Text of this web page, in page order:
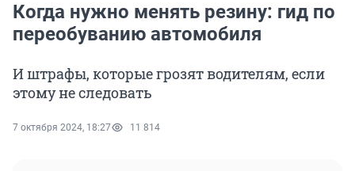
Когда нужно менять резину: гид по
переобуванию автомобиля
И штрафы, которые грозят водителям, если
этому не следовать
7 октября 2024, 18:27 11 814